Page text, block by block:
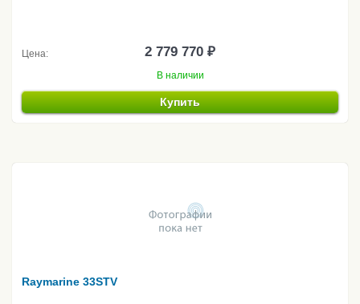
Цена: 2 779 770 ₽
В наличии
Купить
Raymarine 33STV